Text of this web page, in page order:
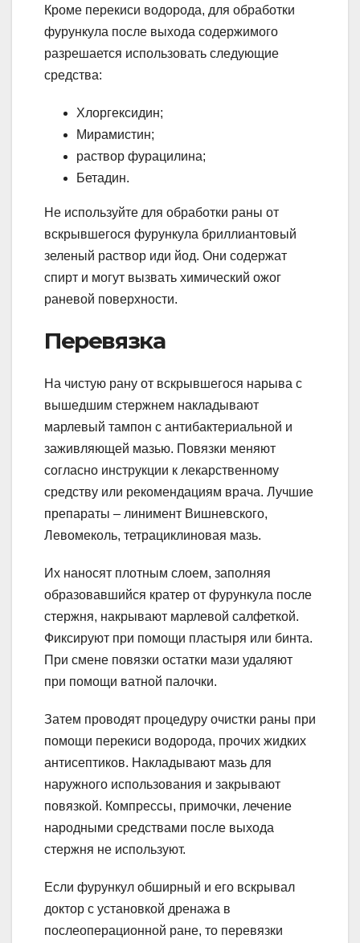
Кроме перекиси водорода, для обработки
фурункула после выхода содержимого
разрешается использовать следующие
средства:
Хлоргексидин;
Мирамистин;
раствор фурацилина;
Бетадин.
Не используйте для обработки раны от
вскрывшегося фурункула бриллиантовый
зеленый раствор иди йод. Они содержат
спирт и могут вызвать химический ожог
раневой поверхности.
Перевязка
На чистую рану от вскрывшегося нарыва с
вышедшим стержнем накладывают
марлевый тампон с антибактериальной и
заживляющей мазью. Повязки меняют
согласно инструкции к лекарственному
средству или рекомендациям врача. Лучшие
препараты – линимент Вишневского,
Левомеколь, тетрациклиновая мазь.
Их наносят плотным слоем, заполняя
образовавшийся кратер от фурункула после
стержня, накрывают марлевой салфеткой.
Фиксируют при помощи пластыря или бинта.
При смене повязки остатки мази удаляют
при помощи ватной палочки.
Затем проводят процедуру очистки раны при
помощи перекиси водорода, прочих жидких
антисептиков. Накладывают мазь для
наружного использования и закрывают
повязкой. Компрессы, примочки, лечение
народными средствами после выхода
стержня не используют.
Если фурункул обширный и его вскрывал
доктор с установкой дренажа в
послеоперационной ране, то перевязки